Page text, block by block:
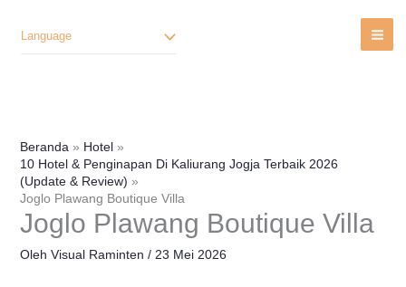
Language
Beranda
Hotel
10 Hotel & Penginapan Di Kaliurang Jogja Terbaik 2026
(Update & Review)
Joglo Plawang Boutique Villa
Joglo Plawang Boutique Villa
Oleh Visual Raminten / 23 Mei 2026